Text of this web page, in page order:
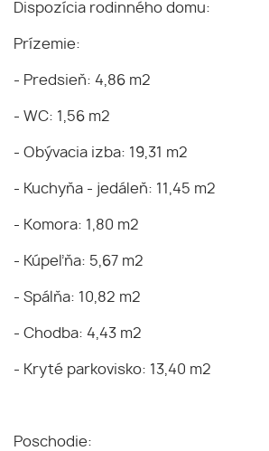
Dispozícia rodinného domu:
Prízemie:
- Predsieň: 4,86 m2
- WC: 1,56 m2
- Obývacia izba: 19,31 m2
- Kuchyňa - jedáleň: 11,45 m2
- Komora: 1,80 m2
- Kúpeľňa: 5,67 m2
- Spálňa: 10,82 m2
- Chodba: 4,43 m2
- Kryté parkovisko: 13,40 m2
Poschodie: